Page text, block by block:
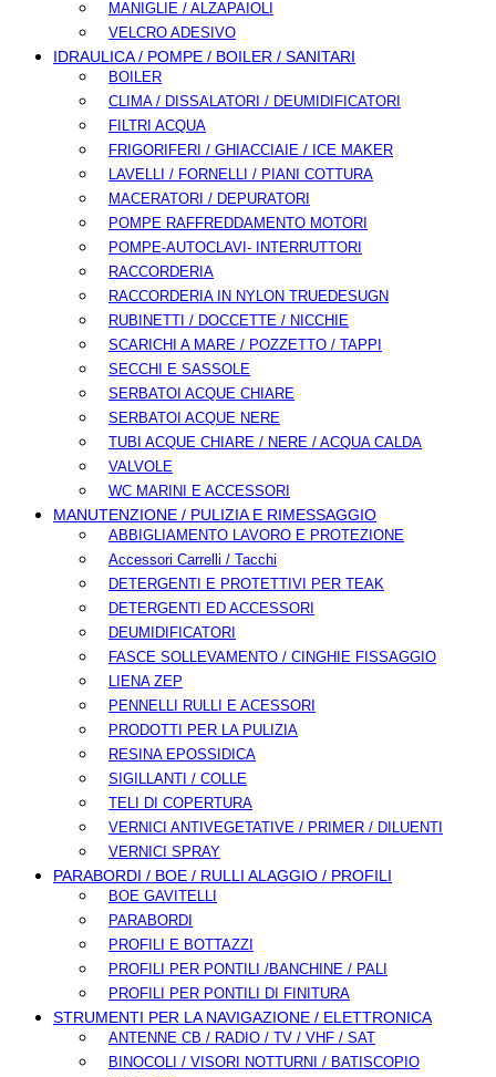
MANIGLIE / ALZAPAIOLI
VELCRO ADESIVO
IDRAULICA / POMPE / BOILER / SANITARI
BOILER
CLIMA / DISSALATORI / DEUMIDIFICATORI
FILTRI ACQUA
FRIGORIFERI / GHIACCIAIE / ICE MAKER
LAVELLI / FORNELLI / PIANI COTTURA
MACERATORI / DEPURATORI
POMPE RAFFREDDAMENTO MOTORI
POMPE-AUTOCLAVI- INTERRUTTORI
RACCORDERIA
RACCORDERIA IN NYLON TRUEDESUGN
RUBINETTI / DOCCETTE / NICCHIE
SCARICHI A MARE / POZZETTO / TAPPI
SECCHI E SASSOLE
SERBATOI ACQUE CHIARE
SERBATOI ACQUE NERE
TUBI ACQUE CHIARE / NERE / ACQUA CALDA
VALVOLE
WC MARINI E ACCESSORI
MANUTENZIONE / PULIZIA E RIMESSAGGIO
ABBIGLIAMENTO LAVORO E PROTEZIONE
Accessori Carrelli / Tacchi
DETERGENTI E PROTETTIVI PER TEAK
DETERGENTI ED ACCESSORI
DEUMIDIFICATORI
FASCE SOLLEVAMENTO / CINGHIE FISSAGGIO
LIENA ZEP
PENNELLI RULLI E ACESSORI
PRODOTTI PER LA PULIZIA
RESINA EPOSSIDICA
SIGILLANTI / COLLE
TELI DI COPERTURA
VERNICI ANTIVEGETATIVE / PRIMER / DILUENTI
VERNICI SPRAY
PARABORDI / BOE / RULLI ALAGGIO / PROFILI
BOE GAVITELLI
PARABORDI
PROFILI E BOTTAZZI
PROFILI PER PONTILI /BANCHINE / PALI
PROFILI PER PONTILI DI FINITURA
STRUMENTI PER LA NAVIGAZIONE / ELETTRONICA
ANTENNE CB / RADIO / TV / VHF / SAT
BINOCOLI / VISORI NOTTURNI / BATISCOPIO